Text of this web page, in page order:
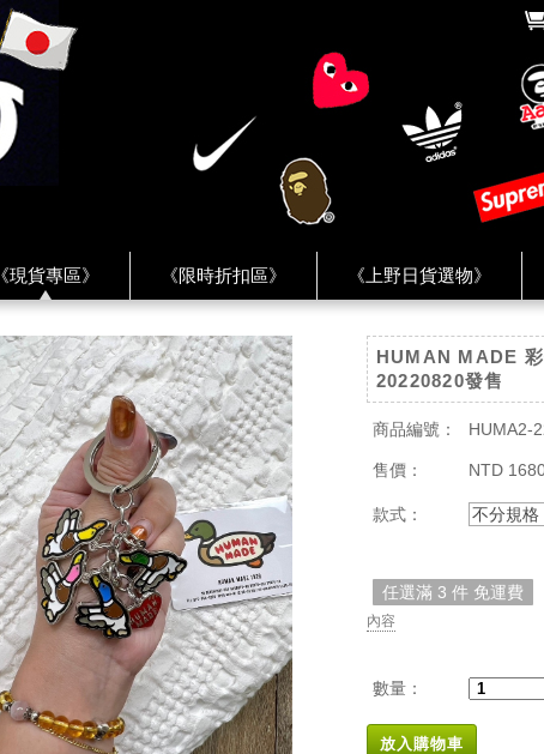
《現貨專區》 《限時折扣區》 《上野日貨選物》
★ Instagram ★ ★ Facebook ★ ★ Facebook
HUMAN MADE 彩
20220820發售
商品編號： HUMA2-
售價： NTD
款式： 不分規格
任選滿 3 件 免運費
內容
數量：
放入購物車